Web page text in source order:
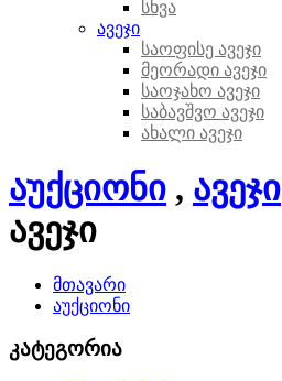
სხვა
ავეჯი
საოფისე ავეჯი
მეორადი ავეჯი
საოჯახო ავეჯი
საბავშვო ავეჯი
ახალი ავეჯი
აუქციონი , ავეჯი
ავეჯი
მთავარი
აუქციონი
კატეგორია